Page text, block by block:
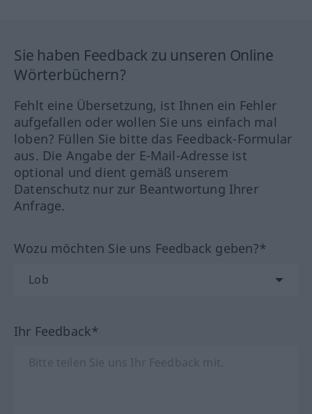
Sie haben Feedback zu unseren Online
Wörterbüchern?
Fehlt eine Übersetzung, ist Ihnen ein Fehler
aufgefallen oder wollen Sie uns einfach mal
loben? Füllen Sie bitte das Feedback-Formular
aus. Die Angabe der E-Mail-Adresse ist
optional und dient gemäß unserem
Datenschutz nur zur Beantwortung Ihrer
Anfrage.
Wozu möchten Sie uns Feedback geben?*
Ihr Feedback*